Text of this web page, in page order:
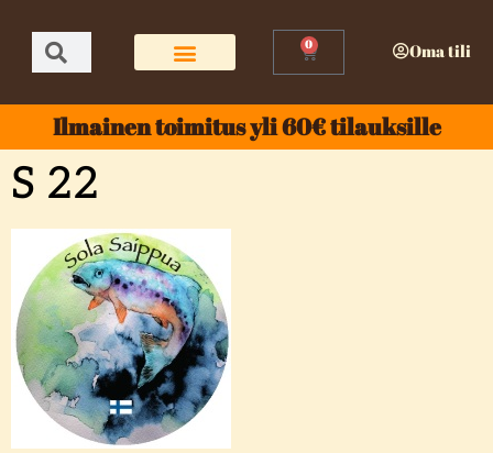
0 Oma tili
Ilmainen toimitus yli 60€ tilauksille
S 22